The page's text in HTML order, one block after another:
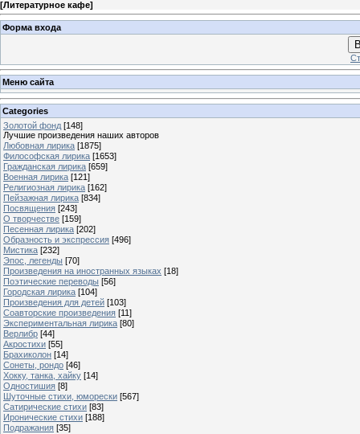
[Литературное кафе]
Форма входа
Меню сайта
Categories
Золотой фонд [148]
Лучшие произведения наших авторов
Любовная лирика [1875]
Философская лирика [1653]
Гражданская лирика [659]
Военная лирика [121]
Религиозная лирика [162]
Пейзажная лирика [834]
Посвящения [243]
О творчестве [159]
Песенная лирика [202]
Образность и экспрессия [496]
Мистика [232]
Эпос, легенды [70]
Произведения на иностранных языках [18]
Поэтические переводы [56]
Городская лирика [104]
Произведения для детей [103]
Соавторские произведения [11]
Экспериментальная лирика [80]
Верлибр [44]
Акростихи [55]
Брахиколон [14]
Сонеты, рондо [46]
Хокку, танка, хайку [14]
Одностишия [8]
Шуточные стихи, юморески [567]
Сатирические стихи [83]
Иронические стихи [188]
Подражания [35]